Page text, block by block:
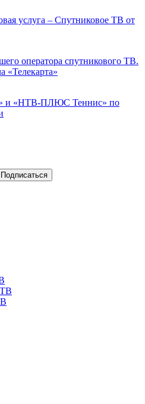
услуга – Спутниковое ТВ от
оператора спутникового ТВ.
«Телекарта»
и «НТВ-ПЛЮС Теннис» по
Подписаться